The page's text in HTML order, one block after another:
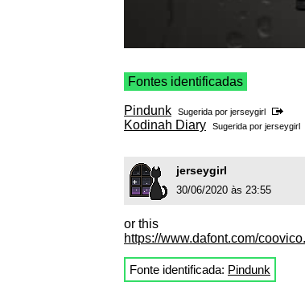
Fontes identificadas
Pindunk Sugerida por jerseygirl
Kodinah Diary Sugerida por jerseygirl
jerseygirl
30/06/2020 às 23:55
or this
https://www.dafont.com/
Fonte identificada: Pindunk